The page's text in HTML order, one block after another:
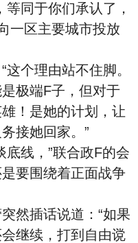
同于你们承认了，
一区主要城市投放
个理由站不住脚。
极端F子，但对于
！是她的计划，让
接她回家。”
底线，”联合政F的会
要围绕着正面战争
然插话说道：“如果
继续，打到自由谠